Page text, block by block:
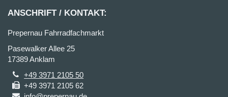
ANSCHRIFT / KONTAKT:
Prepernau Fahrradfachmarkt
Pasewalker Allee 25
17389 Anklam
+49 3971 2105 50
+49 3971 2105 62